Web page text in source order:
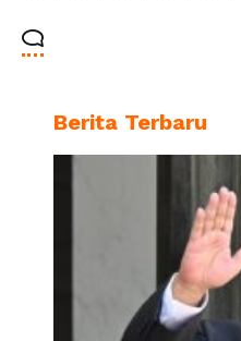
Berita Terbaru